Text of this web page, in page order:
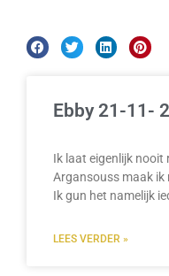
Ebby 21-11-
Ik laat eigenlijk nooit
Argansouss maak ik
Ik gun het namelijk
LEES VERDER »